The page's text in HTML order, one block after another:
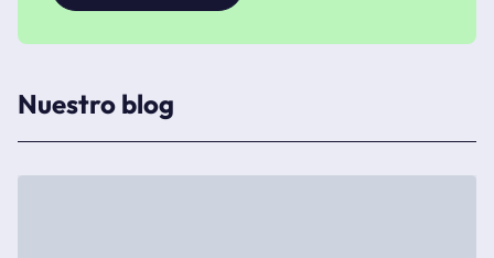
Nuestro blog